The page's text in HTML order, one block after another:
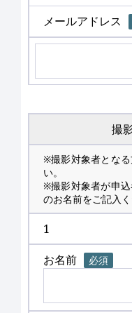
メールアドレス
撮
※撮影対象者とな
い。
※撮影対象者が申
のお名前をご記入く
1
お名前
必須